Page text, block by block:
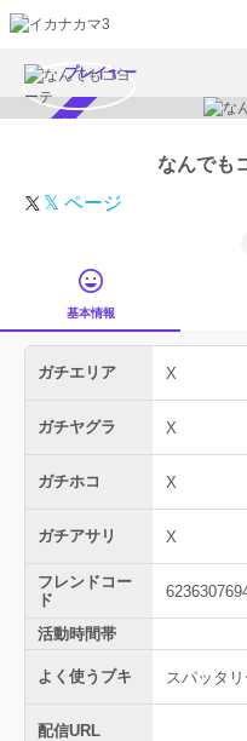
プレイヤー
なんでも
𝕏 ページ
基本情報
ガチエリア X
ガチヤグラ X
ガチホコ X
ガチアサリ X
フレンドコー
ド
活動時間帯
よく使うブキ スパッタ
配信URL